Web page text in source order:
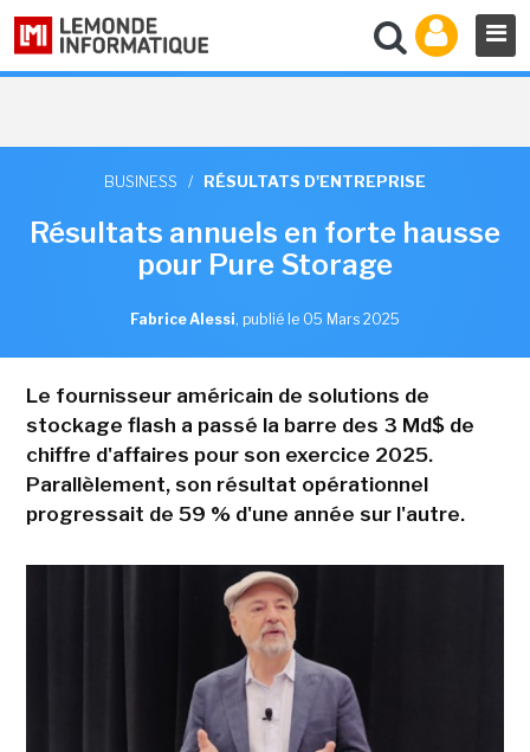
BUSINESS / RÉSULTATS D'ENTREPRISE
Résultats annuels en forte hausse
pour Pure Storage
Fabrice Alessi, publié le 05 Mars 2025
Le fournisseur américain de solutions de
stockage flash a passé la barre des 3 Md$ de
chiffre d'affaires pour son exercice 2025.
Parallèlement, son résultat opérationnel
progressait de 59 % d'une année sur l'autre.